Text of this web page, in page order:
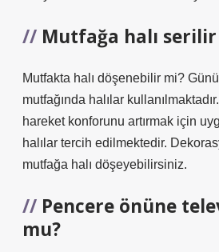
Mutfağa halı
Mutfakta halı döşenebilir mi?
mutfağında halılar
hareket konforunu artırmak için
halılar tercih edilmektedir.
mutfağa halı döşeyebilirsiniz.
Pencere önüne
mu?